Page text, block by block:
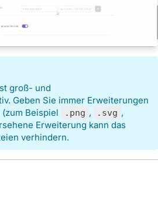
groß- und
Geben Sie immer Erweiterungen
Beispiel
.png , .svg ,
Erweiterung kann das
verhindern.